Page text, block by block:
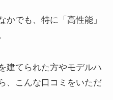
かでも、特に「高性能」
建てられた方やモデルハ
、こんな口コミをいただ